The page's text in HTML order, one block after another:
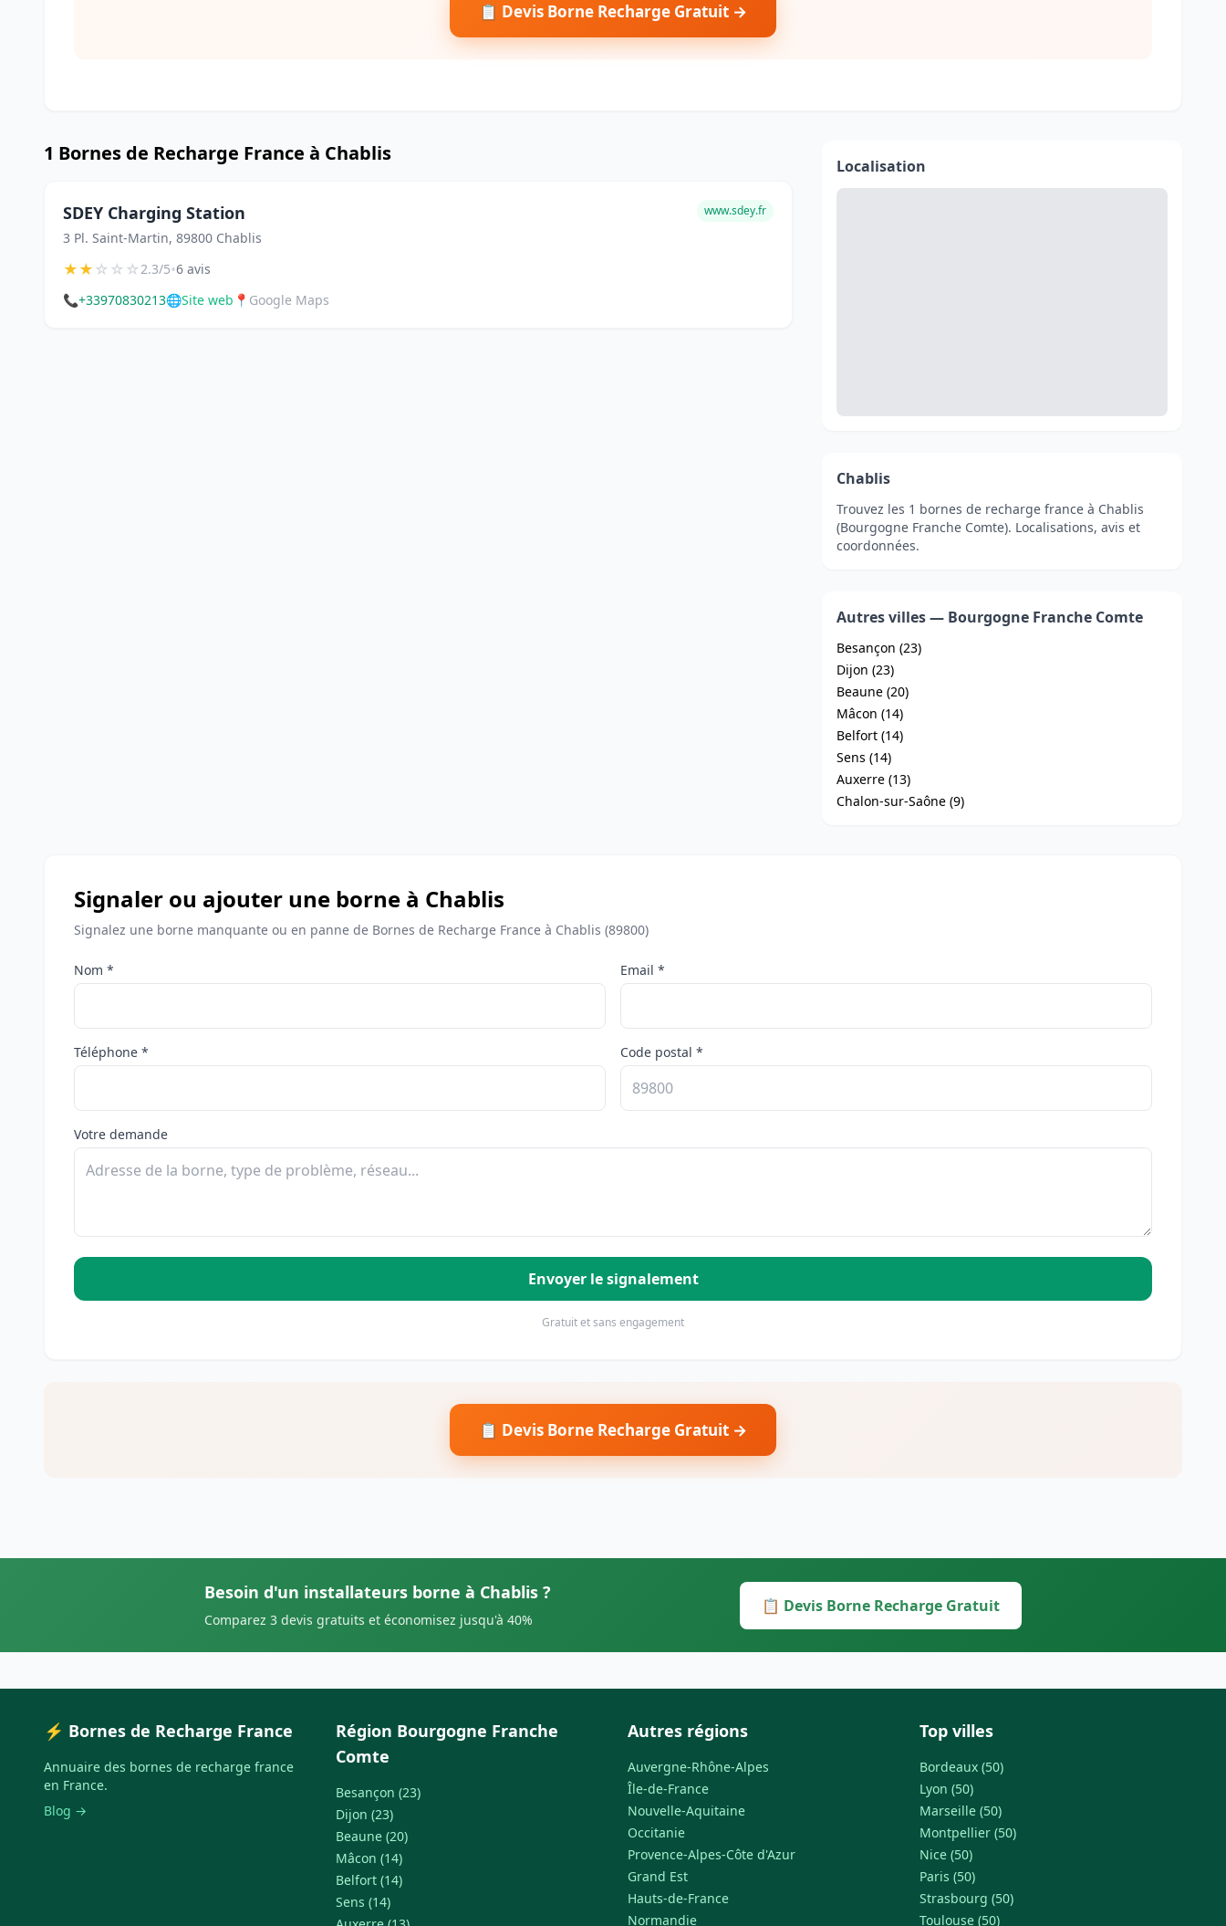
📋 Devis Borne Recharge Gratuit →
1 Bornes de Recharge France à Chablis
SDEY Charging Station
3 Pl. Saint-Martin, 89800 Chablis
www.sdey.fr
★★☆☆☆2.3/5•6 avis
📞+33970830213🌐Site web 📍 Google Maps
Localisation
Chablis
Trouvez les 1 bornes de recharge france à Chablis
(Bourgogne Franche Comte). Localisations, avis et
coordonnées.
Autres villes — Bourgogne Franche Comte
Besançon (23)
Dijon (23)
Beaune (20)
Mâcon (14)
Belfort (14)
Sens (14)
Auxerre (13)
Chalon-sur-Saône (9)
Signaler ou ajouter une borne à Chablis
Signalez une borne manquante ou en panne de Bornes de Recharge France à Chablis (89800)
Nom * Email *
Téléphone * Code postal *
Votre demande
Envoyer le signalement
Gratuit et sans engagement
📋 Devis Borne Recharge Gratuit →
Besoin d'un installateurs borne à Chablis ?
Comparez 3 devis gratuits et économisez jusqu'à 40%
📋 Devis Borne Recharge Gratuit
⚡ Bornes de Recharge France
Annuaire des bornes de recharge france
en France.
Blog →
Région Bourgogne Franche
Comte
Besançon (23)
Dijon (23)
Beaune (20)
Mâcon (14)
Belfort (14)
Sens (14)
Autres régions
Auvergne-Rhône-Alpes
Île-de-France
Nouvelle-Aquitaine
Occitanie
Provence-Alpes-Côte d'Azur
Grand Est
Hauts-de-France
Normandie
Top villes
Bordeaux (50)
Lyon (50)
Marseille (50)
Montpellier (50)
Nice (50)
Paris (50)
Strasbourg (50)
Toulouse (50)